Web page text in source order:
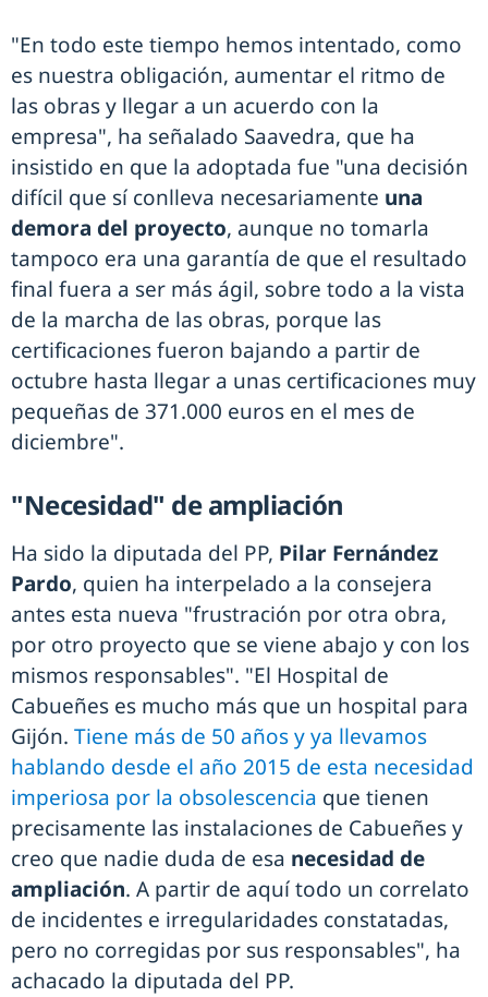
"En todo este tiempo hemos intentado, como
es nuestra obligación, aumentar el ritmo de
las obras y llegar a un acuerdo con la
empresa", ha señalado Saavedra, que ha
insistido en que la adoptada fue "una decisión
difícil que sí conlleva necesariamente una
demora del proyecto, aunque no tomarla
tampoco era una garantía de que el resultado
final fuera a ser más ágil, sobre todo a la vista
de la marcha de las obras, porque las
certificaciones fueron bajando a partir de
octubre hasta llegar a unas certificaciones muy
pequeñas de 371.000 euros en el mes de
diciembre".
"Necesidad" de ampliación
Ha sido la diputada del PP, Pilar Fernández
Pardo, quien ha interpelado a la consejera
antes esta nueva "frustración por otra obra,
por otro proyecto que se viene abajo y con los
mismos responsables". "El Hospital de
Cabueñes es mucho más que un hospital para
Gijón. Tiene más de 50 años y ya llevamos
hablando desde el año 2015 de esta necesidad
imperiosa por la obsolescencia que tienen
precisamente las instalaciones de Cabueñes y
creo que nadie duda de esa necesidad de
ampliación. A partir de aquí todo un correlato
de incidentes e irregularidades constatadas,
pero no corregidas por sus responsables", ha
achacado la diputada del PP.